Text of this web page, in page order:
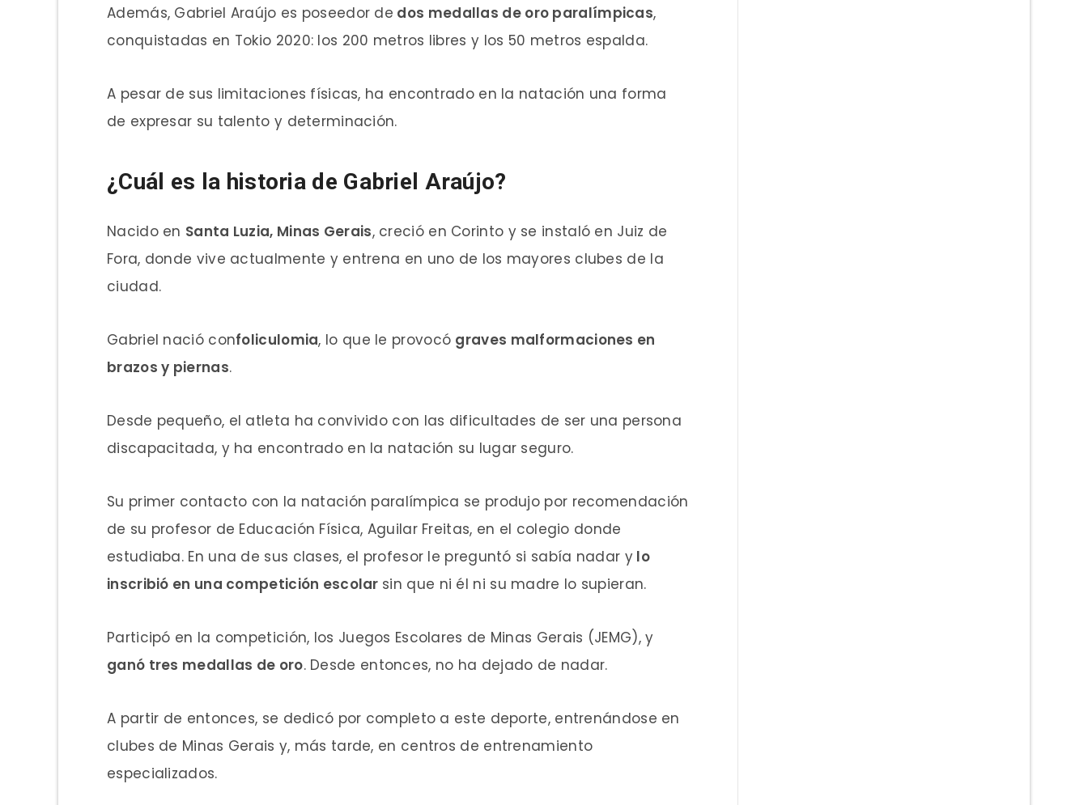
Además, Gabriel Araújo es poseedor de dos medallas de oro paralímpicas,
conquistadas en Tokio 2020: los 200 metros libres y los 50 metros espalda.
A pesar de sus limitaciones físicas, ha encontrado en la natación una forma
de expresar su talento y determinación.
¿Cuál es la historia de Gabriel Araújo?
Nacido en Santa Luzia, Minas Gerais, creció en Corinto y se instaló en Juiz de
Fora, donde vive actualmente y entrena en uno de los mayores clubes de la
ciudad.
Gabriel nació confoliculomia, lo que le provocó graves malformaciones en
brazos y piernas.
Desde pequeño, el atleta ha convivido con las dificultades de ser una persona
discapacitada, y ha encontrado en la natación su lugar seguro.
Su primer contacto con la natación paralímpica se produjo por recomendación
de su profesor de Educación Física, Aguilar Freitas, en el colegio donde
estudiaba. En una de sus clases, el profesor le preguntó si sabía nadar ylo
inscribió en una competición escolar sin que ni él ni su madre lo supieran.
Participó en la competición, los Juegos Escolares de Minas Gerais (JEMG), y
ganó tres medallas de oro. Desde entonces, no ha dejado de nadar.
A partir de entonces, se dedicó por completo a este deporte, entrenándose en
clubes de Minas Gerais y, más tarde, en centros de entrenamiento
especializados.